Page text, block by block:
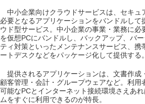
中小企業向けクラウドサービスは、セキュ
必要となるアプリケーションをバンドルして
ウド型サービス。中小企業の事業・業務に必
を仮想PCにバンドルし、バックアップ、バ
ティ対策といったメンテナンスサービス、携
ートデスクなどをパッケージ化して提供する。
提供されるアプリケーションは、文書作成
顧客管理・会計・グループウェアなど。利用
可能なPCとインターネット接続環境さえあ
ムをすぐに利用できるのが特長。